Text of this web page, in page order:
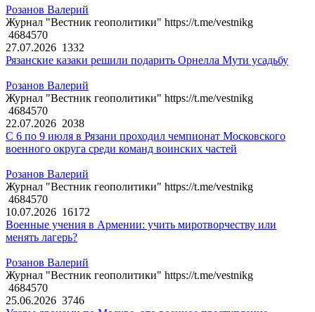
Розанов Валерий
Журнал "Вестник геополитики" https://t.me/vestnikg
4684570
27.07.2026 1332
Рязанские казаки решили подарить Орнелла Мути усадьбу
Розанов Валерий
Журнал "Вестник геополитики" https://t.me/vestnikg
4684570
22.07.2026 2038
С 6 по 9 июля в Рязани проходил чемпионат Московского
военного округа среди команд воинских частей
Розанов Валерий
Журнал "Вестник геополитики" https://t.me/vestnikg
4684570
10.07.2026 16172
Военные учения в Армении: учить миротворчеству или
менять лагерь?
Розанов Валерий
Журнал "Вестник геополитики" https://t.me/vestnikg
4684570
25.06.2026 3746